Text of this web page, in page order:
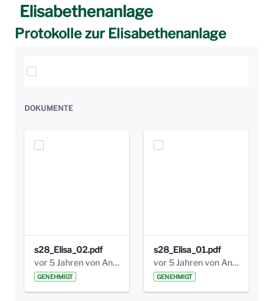
Elisabethenanlage
Protokolle zur Elisabethenanlage
Elemente auswählen
DOKUMENTE
s28_Elisa_02.pdf
vor 5 Jahren von Anni Schlumberger
GENEHMIGT
s28_Elisa_01.pdf
vor 5 Jahren von Anni Schlumberger
GENEHMIGT